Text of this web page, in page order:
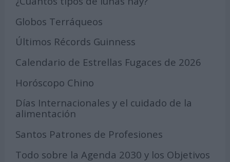
Globos Terráqueos
Últimos Récords Guinness
Calendario de Estrellas Fugaces de 2026
Horóscopo Chino
Días Internacionales y el cuidado de la
alimentación
Santos Patrones de Profesiones
Todo sobre la Agenda 2030 y los Objetivos